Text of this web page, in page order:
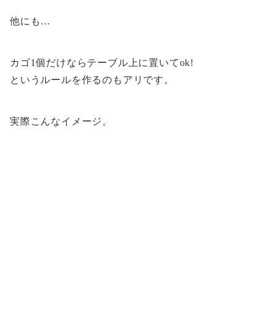
他にも…
カゴ1個だけならテーブル上に置いてok!
というルールを作るのもアリです。
実際こんなイメージ。